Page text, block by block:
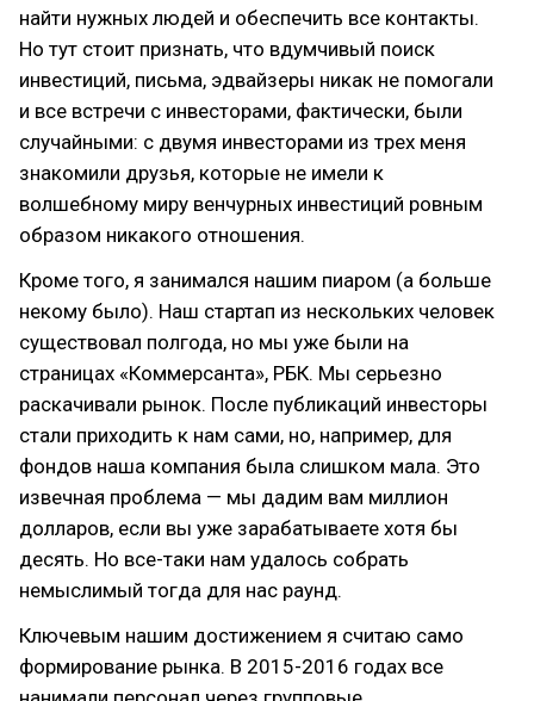
найти нужных людей и обеспечить все контакты.
Но тут стоит признать, что вдумчивый поиск
инвестиций, письма, эдвайзеры никак не помогали
и все встречи с инвесторами, фактически, были
случайными: с двумя инвесторами из трех меня
знакомили друзья, которые не имели к
волшебному миру венчурных инвестиций ровным
образом никакого отношения.
Кроме того, я занимался нашим пиаром (а больше
некому было). Наш стартап из нескольких человек
существовал полгода, но мы уже были на
страницах «Коммерсанта», РБК. Мы серьезно
раскачивали рынок. После публикаций инвесторы
стали приходить к нам сами, но, например, для
фондов наша компания была слишком мала. Это
извечная проблема — мы дадим вам миллион
долларов, если вы уже зарабатываете хотя бы
десять. Но все-таки нам удалось собрать
немыслимый тогда для нас раунд.
Ключевым нашим достижением я считаю само
формирование рынка. В 2015-2016 годах все